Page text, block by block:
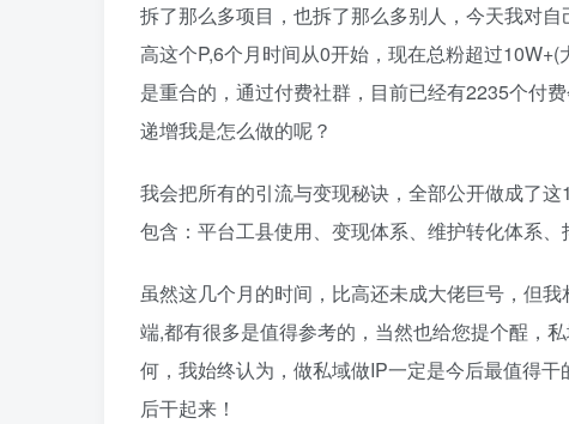
拆了那么多项目，也拆了那么多别人，今天我对
高这个P,6个月时间从0开始，现在总粉超过
是重合的，通过付费社群，目前已经有2235个付
递增我是怎么做的呢？
我会把所有的引流与变现秘诀，全部公开做成了
包含：平台工县使用、变现体系、维护转化体系
虽然这几个月的时间，比高还未成大佬巨号，但
端,都有很多是值得参考的，当然也给您提个酲，
何，我始终认为，做私域做IP一定是今后最值得
后干起来！